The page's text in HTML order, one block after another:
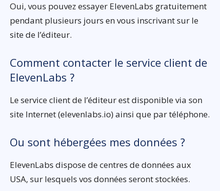
Oui, vous pouvez essayer ElevenLabs gratuitement
pendant plusieurs jours en vous inscrivant sur le
site de l’éditeur.
Comment contacter le service client de
ElevenLabs ?
Le service client de l’éditeur est disponible via son
site Internet (elevenlabs.io) ainsi que par téléphone.
Ou sont hébergées mes données ?
ElevenLabs dispose de centres de données aux
USA, sur lesquels vos données seront stockées.